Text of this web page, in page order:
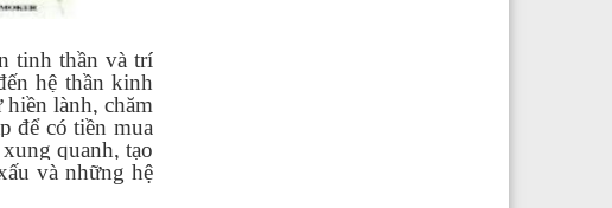
tinh thần và trí
hệ thần kinh
lành, chăm
để có tiền mua
quanh, tạo
và những hệ